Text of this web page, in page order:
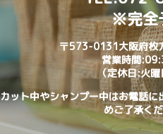
※完全
〒573-0131大阪府枚
営業時間
（定休日:火
カット中やシャンプー中はお電話
めご了承く